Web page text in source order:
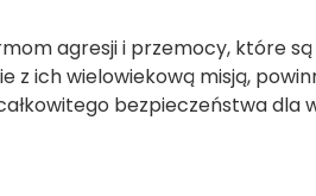
agresji i przemocy, które
z ich wielowiekową misją,
bezpieczeństwa dla